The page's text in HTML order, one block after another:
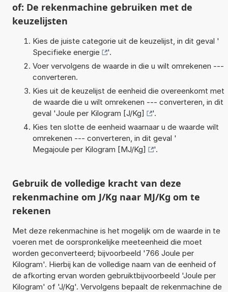
of: De rekenmachine gebruiken met de
keuzelijsten
Kies de juiste categorie uit de keuzelijst, in dit geval '
Specifieke energie
'.
Voer vervolgens de waarde in die u wilt omrekenen ---
converteren.
Kies uit de keuzelijst de eenheid die overeenkomt met
de waarde die u wilt omrekenen --- converteren, in dit
geval 'Joule per Kilogram [J/Kg]
'.
Kies ten slotte de eenheid waarnaar u de waarde wilt
omrekenen --- converteren, in dit geval '
Megajoule per Kilogram [MJ/Kg]
'.
Gebruik de volledige kracht van deze
rekenmachine om J/Kg naar MJ/Kg om te
rekenen
Met deze rekenmachine is het mogelijk om de waarde in te
voeren met de oorspronkelijke meeteenheid die moet
worden geconverteerd; bijvoorbeeld '766 Joule per
Kilogram'. Hierbij kan de volledige naam van de eenheid of
de afkorting ervan worden gebruiktbijvoorbeeld 'Joule per
Kilogram' of 'J/Kg'. Vervolgens bepaalt de rekenmachine de